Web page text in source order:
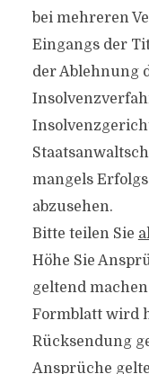
bei mehreren
Eingangs der
der Ablehnung
mangels
abzusehen.
Bitte teilen Sie
Höhe Sie
geltend
Formblatt wird
Rücksendung
Ansprüche